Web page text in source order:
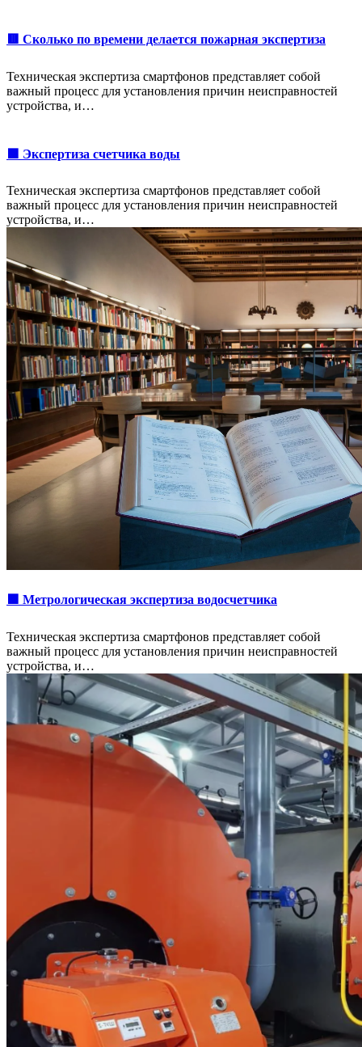
🟥 Сколько по времени делается пожарная экспертиза
Техническая экспертиза смартфонов представляет собой
важный процесс для установления причин неисправностей
устройства, и…
🟩 Экспертиза счетчика воды
Техническая экспертиза смартфонов представляет собой
важный процесс для установления причин неисправностей
устройства, и…
🟩 Метрологическая экспертиза водосчетчика
Техническая экспертиза смартфонов представляет собой
важный процесс для установления причин неисправностей
устройства, и…